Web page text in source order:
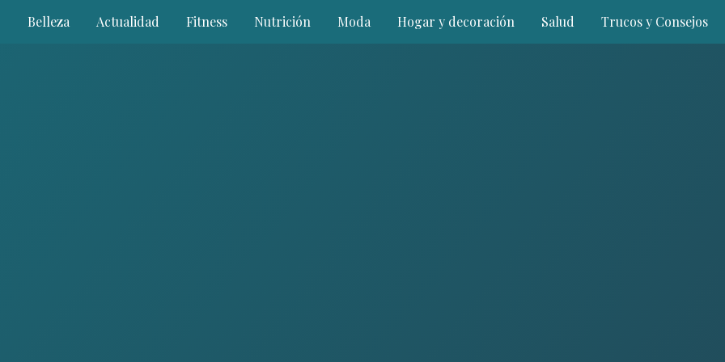
Belleza Actualidad Fitness Nutrición Moda Hogar y decoración Salud Trucos y Consejos